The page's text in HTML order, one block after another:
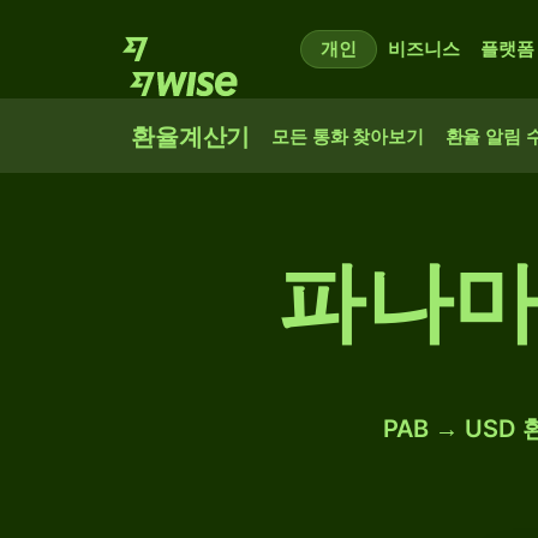
개인 비즈니스 플랫폼
환율계산기 모든 통화 찾아보기 환율 알림
파나
PAB → USD